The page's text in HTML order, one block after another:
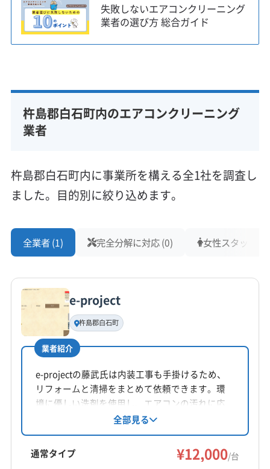
失敗しないエアコンクリーニング
業者の選び方 総合ガイド
杵島郡白石町内のエアコンクリーニング
業者
杵島郡白石町内に事業所を構える全1社を調査し
ました。目的別に絞り込めます。
全業者 (1) 完全分解に対応 (0) 女性スタッフ在
e-project
杵島郡白石町
業者紹介
e-projectの藤武氏は内装工事も手掛けるため、
リフォームと清掃をまとめて依頼できます。環
境に優しい洗剤を使用し、エアコンの汚れに応
じて洗剤を使い分け。損害保険に加入済みです
（製造8年以上は対象外）。佐賀県杵島郡を拠点
に、福岡・佐賀の広範囲に対応。不定休で夜間
作業も相談可能です。
全部見る
通常タイプ ¥12,000/台